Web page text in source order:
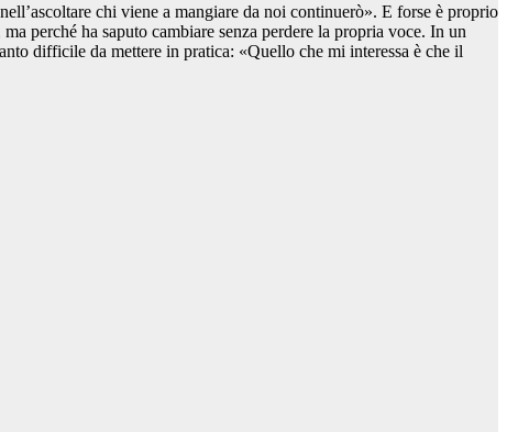
chi viene a mangiare da noi continuerò». E forse è proprio
perché ha saputo cambiare senza perdere la propria voce. In un
difficile da mettere in pratica: «Quello che mi interessa è che il